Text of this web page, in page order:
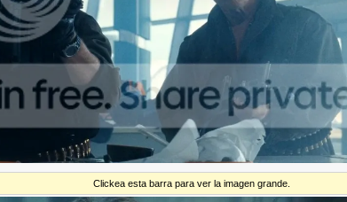
Clickea esta barra para ver la imagen grande.